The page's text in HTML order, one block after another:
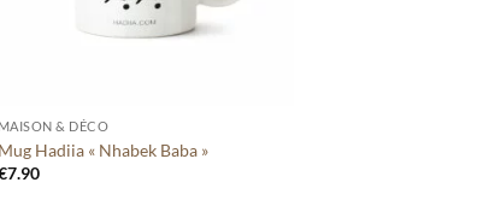
MAISON & DÉCO
Mug Hadiia « Nhabek Baba »
7.90